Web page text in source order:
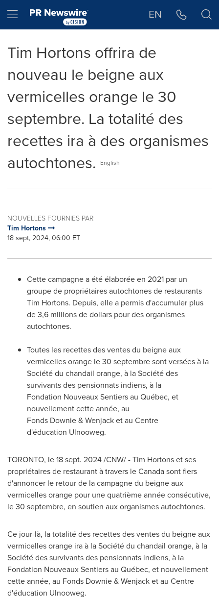
Hamburger menu EN
Tim Hortons offrira de
nouveau le beigne aux
vermicelles orange le 30
septembre. La totalité des
recettes ira à des organismes
autochtones.
English
NOUVELLES FOURNIES PAR
Tim Hortons
18 sept, 2024, 06:00 ET
Cette campagne a été élaborée en 2021 par un
groupe de propriétaires autochtones de restaurants
Tim Hortons. Depuis, elle a permis d'accumuler plus
de 3,6 millions de dollars pour des organismes
autochtones.
Toutes les recettes des ventes du beigne aux
vermicelles orange le 30 septembre sont versées à la
Société du chandail orange, à la Société des
survivants des pensionnats indiens, à la
Fondation Nouveaux Sentiers au Québec, et
nouvellement cette année, au
Fonds Downie & Wenjack et au Centre
d'éducation Ulnooweg.
TORONTO, le18 sept. 2024/CNW/ - Tim Hortons et ses
propriétaires de restaurant à travers leCanadasont fiers
d'annoncer le retour de la campagne du beigne aux
vermicelles orange pour une quatrième année consécutive,
le 30 septembre, en soutien aux organismes autochtones.
Ce jour-là, la totalité des recettes des ventes du beigne aux
vermicelles orange ira à la Société du chandail orange, à la
Société des survivants des pensionnats indiens, à la
Fondation Nouveaux Sentiers au Québec, et nouvellement
cette année, au Fonds Downie & Wenjack et au Centre
d'éducation Ulnooweg.